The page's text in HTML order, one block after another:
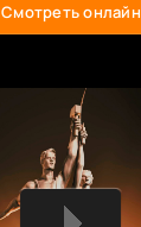
Смотреть онлайн